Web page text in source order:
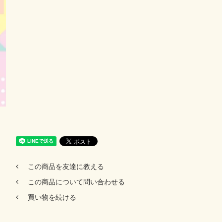
この商品を友達に教える
この商品について問い合わせる
買い物を続ける